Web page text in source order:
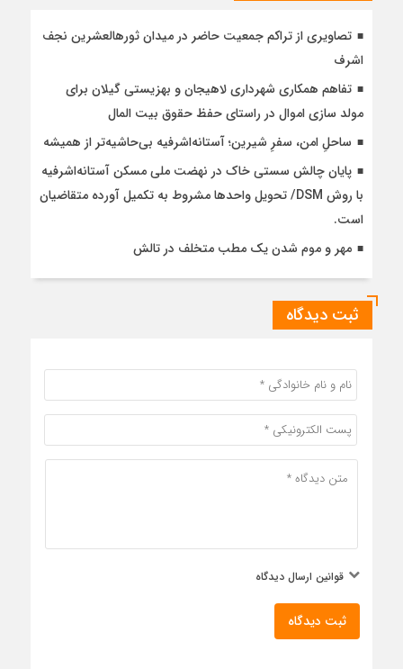
تصاویری از تراکم جمعیت حاضر در میدان ثورهالعشرین نجف
اشرف
تفاهم همکاری شهرداری لاهیجان و بهزیستی گیلان برای
مولد سازی اموال در راستای حفظ حقوق بیت المال
ساحلِ امن، سفرِ شیرین؛ آستانه‌اشرفیه بی‌حاشیه‌تر از همیشه
پایان چالش سستی خاک در نهضت ملی مسکن آستانه‌اشرفیه
با روش DSM/ تحویل واحدها مشروط به تکمیل آورده متقاضیان
است.
مهر و موم شدن یک مطب متخلف در تالش
ثبت دیدگاه
قوانین ارسال دیدگاه
ثبت دیدگاه